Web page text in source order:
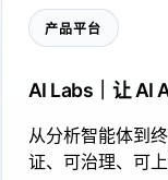
产品平台
AI Labs｜让 AI
从分析智能体到
证、可治理、可